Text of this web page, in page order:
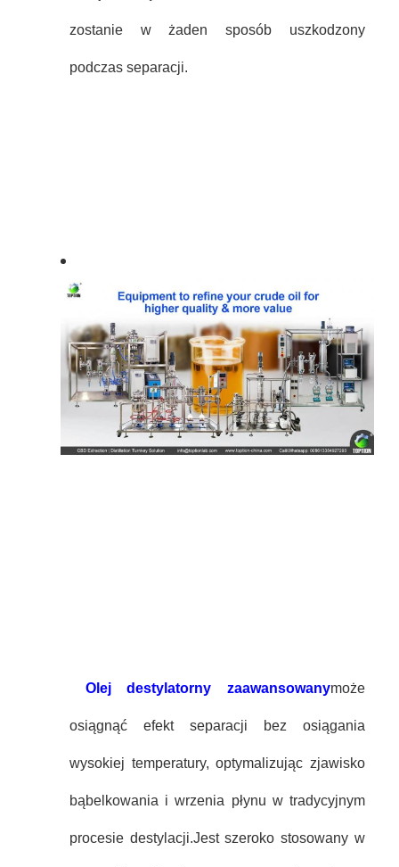
zostanie w żaden sposób uszkodzony
podczas separacji.
Olej destylatorny zaawansowanymoże
osiągnąć efekt separacji bez osiągania
wysokiej temperatury, optymalizując zjawisko
bąbelkowania i wrzenia płynu w tradycyjnym
procesie destylacji.Jest szeroko stosowany w